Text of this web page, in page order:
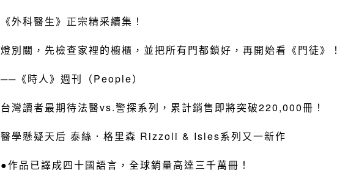
《外科醫生》正宗精采續集！
燈別關，先檢查家裡的櫥櫃，並把所有門都鎖好，再開始看《門徒》！
──《時人》週刊（People）
台灣讀者最期待法醫vs.警探系列，累計銷售即將突破220,000冊！
醫學懸疑天后 泰絲．格里森 Rizzoli & Isles系列又一新作
●作品已譯成四十國語言，全球銷量高達三千萬冊！